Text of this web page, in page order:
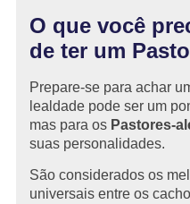
O que você
de ter um
Prepare-se para achar
lealdade pode ser um
mas para os Pastores-
suas personalidades.
São considerados os
universais entre os